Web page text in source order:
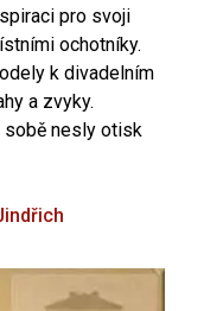
pro svoji
ochotníky.
k divadelním
a zvyky.
sobě nesly otisk